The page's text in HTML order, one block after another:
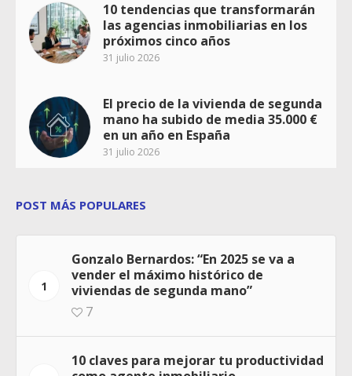
10 tendencias que transformarán
las agencias inmobiliarias en los
próximos cinco años
31 julio 2026
El precio de la vivienda de segunda
mano ha subido de media 35.000 €
en un año en España
31 julio 2026
POST MÁS POPULARES
1
Gonzalo Bernardos: “En 2025 se va a
vender el máximo histórico de
viviendas de segunda mano”
7
10 claves para mejorar tu productividad